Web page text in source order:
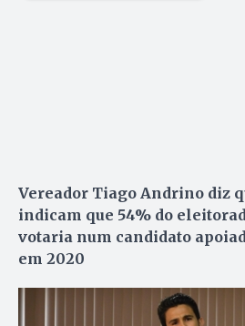
Vereador Tiago Andrino diz
indicam que 54% do
votaria num candidato
em 2020